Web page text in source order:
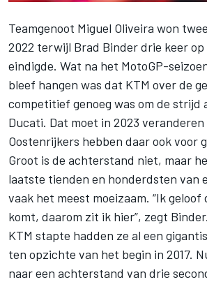
Teamgenoot Miguel Oliveira won
2022 terwijl Brad Binderdrie keer
eindigde. Wat na het MotoGP-
bleef hangen was dat KTM over de
competitief genoeg was om de strijd
Ducati. Dat moet in 2023 veranderen
Oostenrijkers hebben daar ook voor
Groot is de achterstand niet, maar
laatste tienden en honderdsten van
vaak het meest moeizaam. “Ik
komt, daarom zit ik hier”, zegt
KTM stapte hadden ze al een
ten opzichte van het begin in 2017.
naar een achterstand van drie